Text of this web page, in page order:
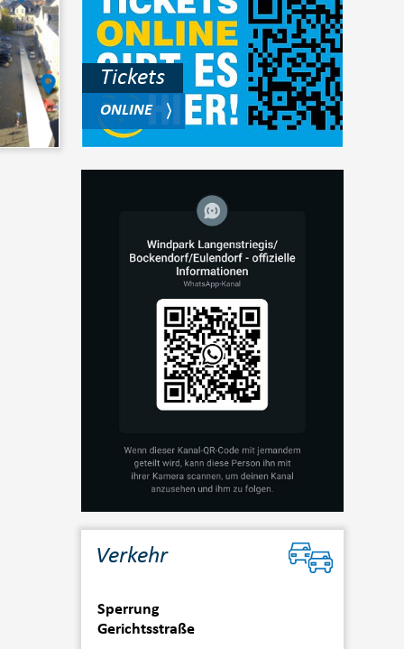
Tickets
ONLINE
Verkehr
Sperrung
Gerichtsstraße